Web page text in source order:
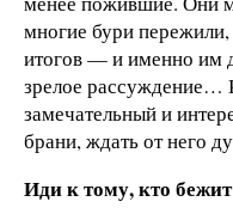
многие бури
итогов — и именно им
зрелое рассуждение…
замечательный и
брани, ждать от него
Иди к тому, кто бежит